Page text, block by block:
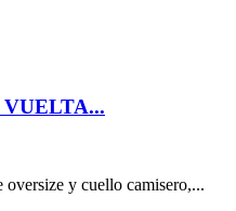
y cuello camisero,...